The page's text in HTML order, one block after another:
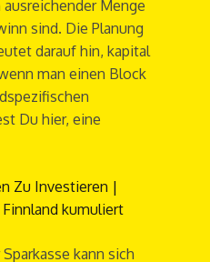
Menge
sind. Die Planung
darauf hin, kapital
man einen Block
Du hier, eine
Zu Investieren |
kumuliert
kann sich